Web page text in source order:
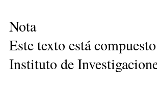
Nota
Este texto está
Instituto de